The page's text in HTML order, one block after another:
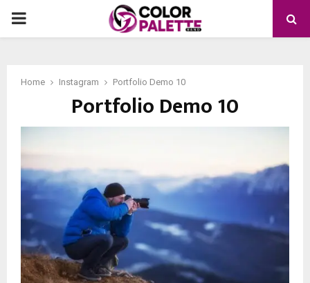
PRIMARY
Home Instagram Portfolio Demo 10
Portfolio Demo 10